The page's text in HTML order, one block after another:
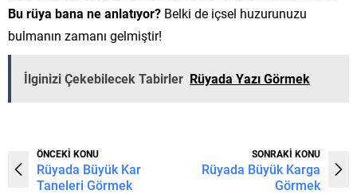
Bu rüya bana ne anlatıyor? Belki de içsel huzurunuzu
bulmanın zamanı gelmiştir!
İlginizi Çekebilecek Tabirler Rüyada Yazı Görmek
ÖNCEKİ KONU
Rüyada Büyük Kar
Taneleri Görmek
SONRAKİ KONU
Rüyada Büyük Karga
Görmek